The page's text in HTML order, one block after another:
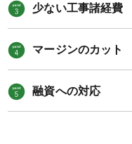
少ない工事諸経費
マージンのカット
融資への対応